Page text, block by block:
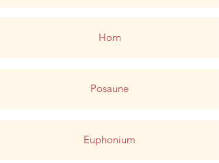
Horn
Posaune
Euphonium